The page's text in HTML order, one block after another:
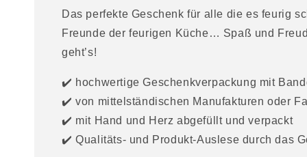
e
r
n
h
a
l
Das perfekte Geschenk für alle die es feurig
Freunde der feurigen Küche… Spaß und
geht’s!
✔️ hochwertige Geschenkverpackung mit
✔️ von mittelständischen Manufakturen oder
✔️ mit Hand und Herz abgefüllt und verpackt
✔️ Qualitäts- und Produkt-Auslese durch das